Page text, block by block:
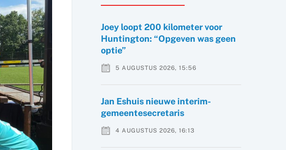
Joey loopt 200 kilometer voor
Huntington: “Opgeven was geen
optie”
5 AUGUSTUS 2026, 15:56
Jan Eshuis nieuwe interim-
gemeentesecretaris
4 AUGUSTUS 2026, 16:13